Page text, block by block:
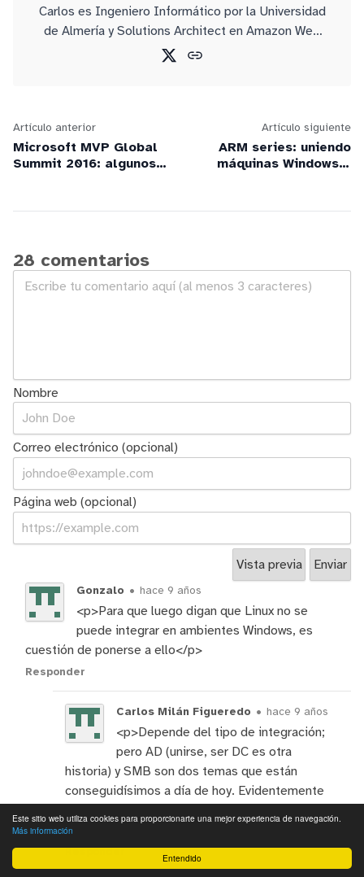
Entendido
Este sitio web utiliza cookies para proporcionarte una mejor experiencia de navegación.
Más información
Carlos es Ingeniero Informático por la Universidad
de Almería y Solutions Architect en Amazon Web
Services.
Artículo anterior
Microsoft MVP Global
Summit 2016: algunos
Artículo siguiente
ARM series: uniendo
máquinas Windows a
28 comentarios
Nombre
Correo electrónico (opcional)
Página web (opcional)
Gonzalo • hace 9 años
<p>Para que luego digan que Linux no se
puede integrar en ambientes Windows, es
cuestión de ponerse a ello</p>
Responder
Carlos Milán Figueredo • hace 9 años
<p>Depende del tipo de integración;
pero AD (unirse, ser DC es otra
historia) y SMB son dos temas que están
conseguidísimos a día de hoy. Evidentemente
</p>
Responder